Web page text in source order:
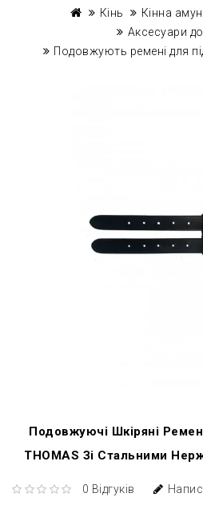
Кінь Кінна
Аксесуари
Подовжують ремені для
Подовжуючі Шкіряні
THOMAS Зі Стальними
0 Відгуків